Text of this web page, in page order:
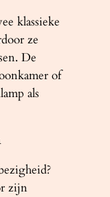
klassieke
ze
De
of
als
zijn